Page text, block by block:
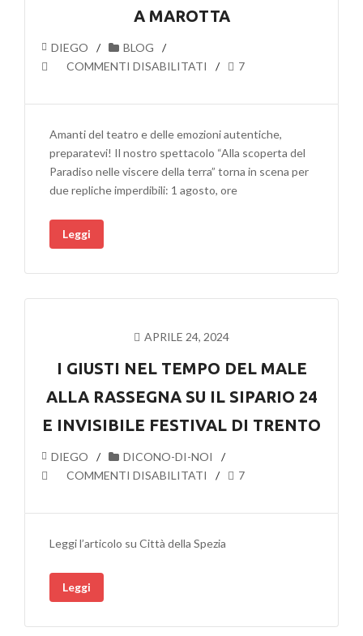
A MAROTTA
DIEGO
BLOG
COMMENTI DISABILITATI
SU
NOSTRA
TEATRALE
“ESTIVA”
NEL
SEGNO
“PARADISO”
A
MONTE
MAROTTA
7
Amanti del teatro e delle emozioni autentiche,
preparatevi! Il nostro spettacolo “Alla scoperta del
Paradiso nelle viscere della terra” torna in scena per
due repliche imperdibili: 1 agosto, ore
Leggi
APRILE 24, 2024
I GIUSTI NEL TEMPO DEL MALE
ALLA RASSEGNA SU IL SIPARIO 24
E INVISIBILE FESTIVAL DI TRENTO
DIEGO
DICONO-DI-NOI
COMMENTI DISABILITATI
SU
GIUSTI
TEMPO
MALE
ALLA
RASSEGNA
7
Leggi l’articolo su Città della Spezia
Leggi